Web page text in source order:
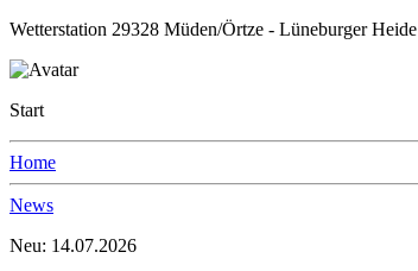
Wetterstation 29328 Müden/Örtze - Lüneburger Heide
Start
Home
News
Neu: 14.07.2026